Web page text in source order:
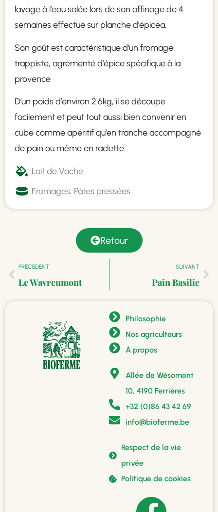
lavage à l’eau salée lors de son affinage de 4
semaines effectué sur planche d’épicéa.
Son goût est caractéristique d’un fromage
trappiste, agrémenté d’épice spécifique à la
provence
D’un poids d’environ 2.6kg, il se découpe
facilement et peut tout aussi bien convenir en
cube comme apéritif qu’en tranche accompagné
de pain ou même en raclette.
Lait de Vache
Fromages, Pâtes pressées
Retour
PRÉCÉDENT
Le Wavreumont
SUIVANT
Pain Basilic
Philosophie
Nos agriculteurs
À propos
Allée de Wésomont
10, 4190 Ferrières
+32 (0)86 43 42 69
info@bioferme.be
Respect de la vie
privée
Politique de cookies